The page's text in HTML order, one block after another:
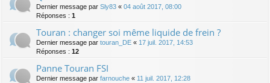
Dernier message par Sly83 « 04 août 2017, 08:00
Réponses : 1
Touran : changer soi même liquide de frein ?
Dernier message par touran_DE « 17 juil. 2017, 14:53
Réponses : 12
Panne Touran FSI
Dernier message par farnouche « 11 juil. 2017, 12:28